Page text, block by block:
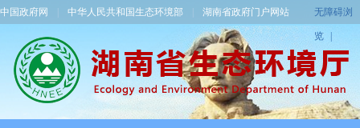
中国政府网 中华人民共和国生态环境部 湖南省政府门户网站 无障碍浏
览